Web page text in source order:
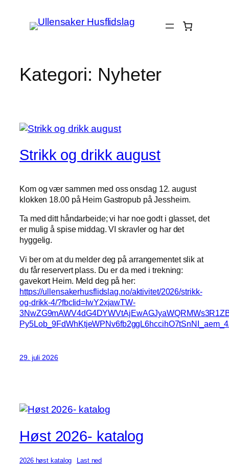
Kategori: Nyheter
Strikk og drikk august
Kom og vær sammen med oss onsdag 12. august
klokken 18.00 på Heim Gastropub på Jessheim.
Ta med ditt håndarbeide; vi har noe godt i glasset, det
er mulig å spise middag. VI skravler og har det
hyggelig.
Vi ber om at du melder deg på arrangementet slik at
du får reservert plass. Du er da med i trekning:
gavekort Heim. Meld deg på her:
https://ullensakerhusflidslag.no/aktivitet/2026/strikk-
og-drikk-4/?fbclid=IwY2xjawTW-
29. juli 2026
Høst 2026- katalog
2026 høst katalog Last ned